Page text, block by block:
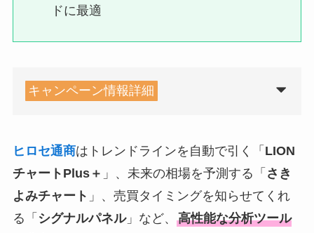
ドに最適
キャンペーン情報詳細
ヒロセ通商はトレンドラインを自動で引く「 LION
チャートPlus＋ 」、未来の相場を予測する「 さき
よみチャート 」、売買タイミングを知らせてくれ
る「 シグナルパネル」など、 高性能な分析ツール